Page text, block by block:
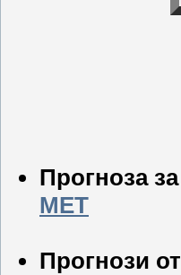
Прогноза за
МЕТ
Прогнози от